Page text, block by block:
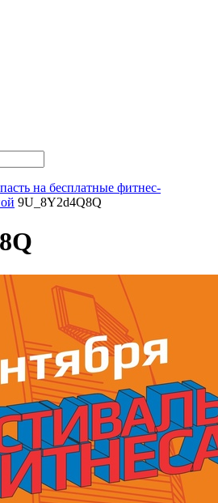
на бесплатные фитнес-
9U_8Y2d4Q8Q